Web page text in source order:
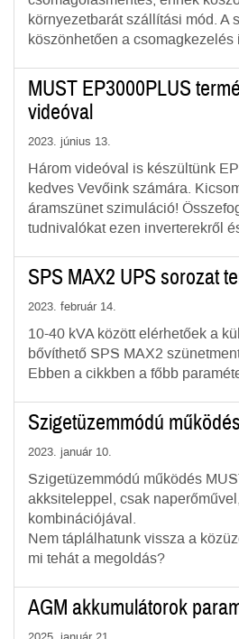
környezetbarát szállítási mód. A
köszönhetően a
MUST EP3000PLUS
videóval
2023. június 13.
Három videóval is készültünk
kedves Vevőink számára.
áramszünet szimuláció!
tudnivalókat ezen inverterekről
SPS MAX2 UPS sorozat
2023. február 14.
10-40 kVA között elérhetőek a
bővíthető SPS MAX2
Ebben a cikkben a főbb
Szigetüzemmódú működés
2023. január 10.
Szigetüzemmódú működés
akksiteleppel, csak
kombinációjával.
Nem táplálhatunk vissza a
mi tehát a megoldás?
AGM akkumulátorok